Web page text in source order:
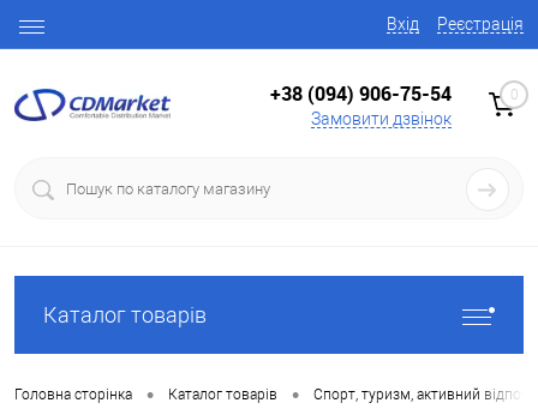
Вхід Реєстрація
+38 (094) 906-75-54
Замовити дзвінок
0
Каталог товарів
Головна сторінка • Каталог товарів • Спорт, туризм, активний